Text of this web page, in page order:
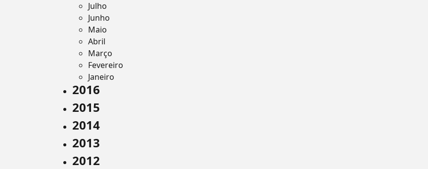
Julho
Junho
Maio
Abril
Março
Fevereiro
Janeiro
2016
2015
2014
2013
2012